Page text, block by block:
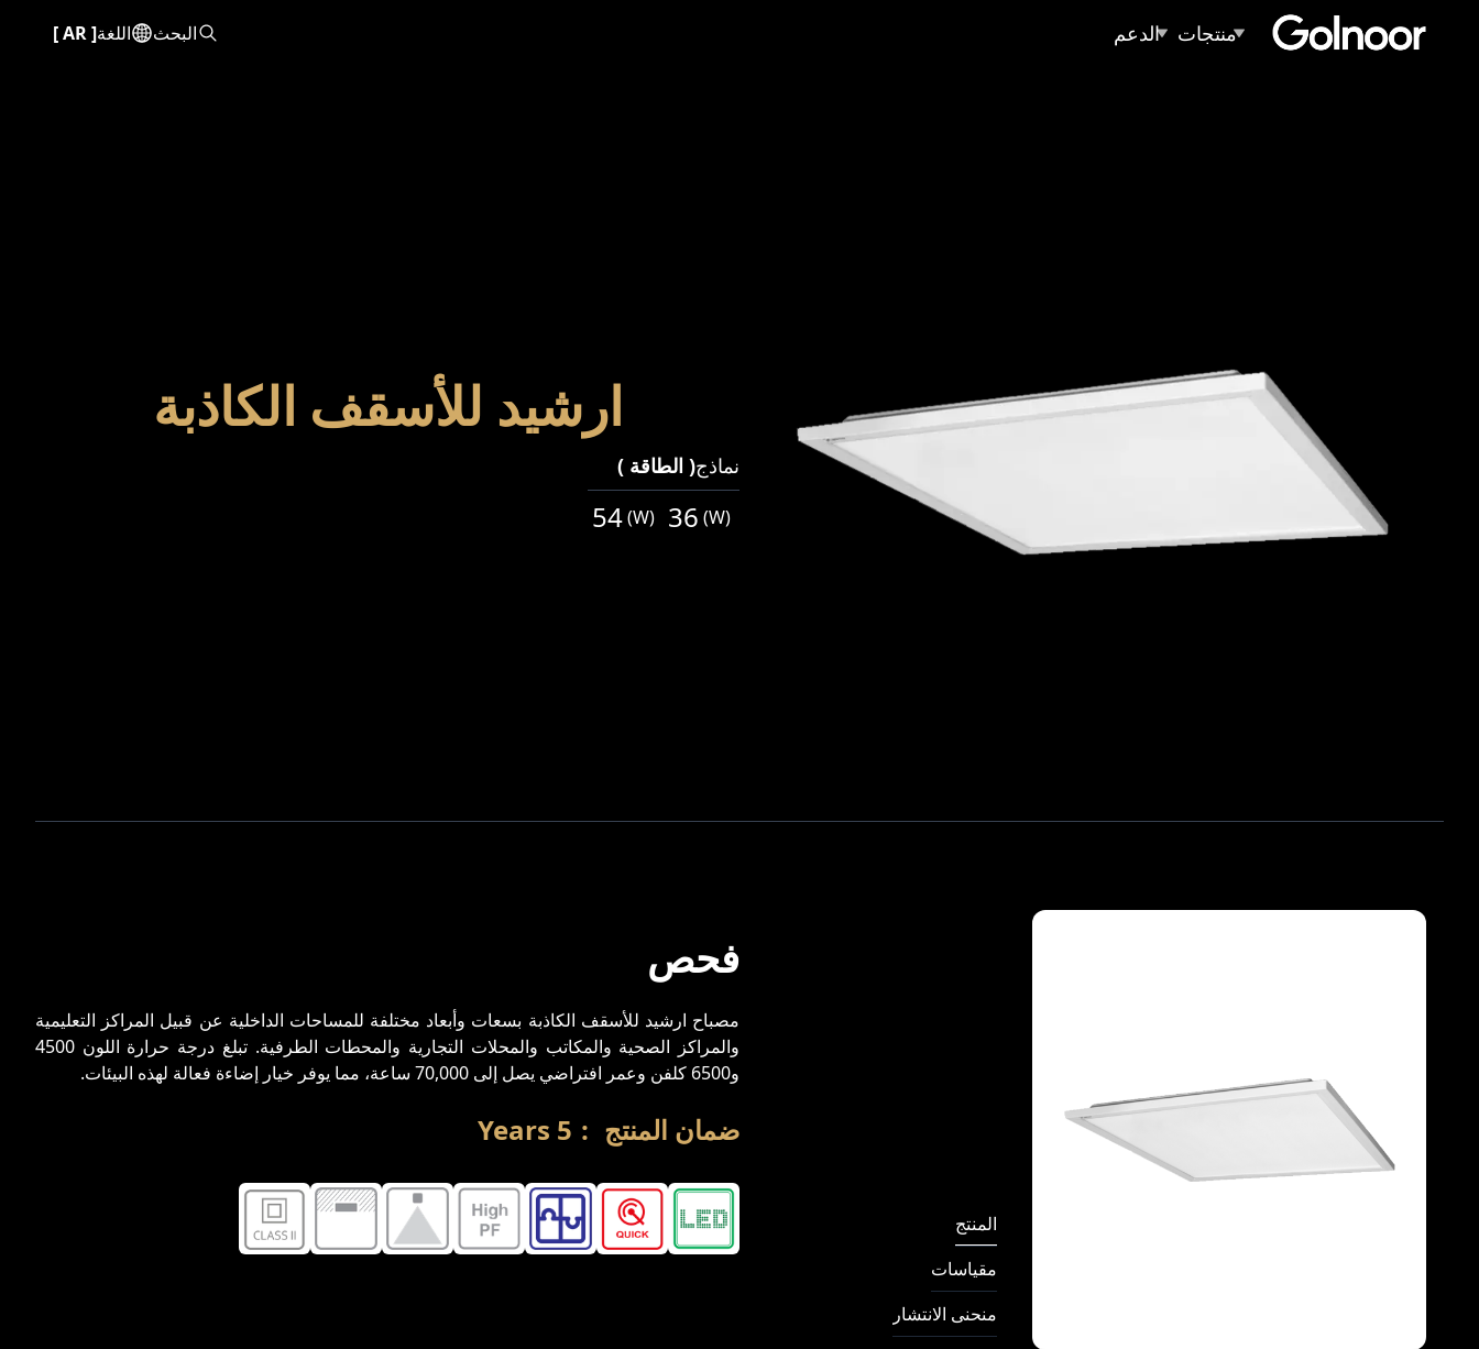
منتجات الدعم البحث اللغة[
AR
]
ارشيد للأسقف الكاذبة
نماذج( الطاقة )
36 (W)
54(W)
المنتج
مقیاسات
منحنى الانتشار
فحص
مصباح ارشيد للأسقف الكاذبة بسعات وأبعاد مختلفة للمساحات الداخلية عن قبيل المراكز التعليمية
والمراكز الصحية والمكاتب والمحلات التجارية والمحطات الطرفية. تبلغ درجة حرارة اللون 4500
و6500 كلفن وعمر افتراضي يصل إلى 70,000 ساعة، مما يوفر خيار إضاءة فعالة لهذه البيئات.
ضمان المنتج :
5
Years